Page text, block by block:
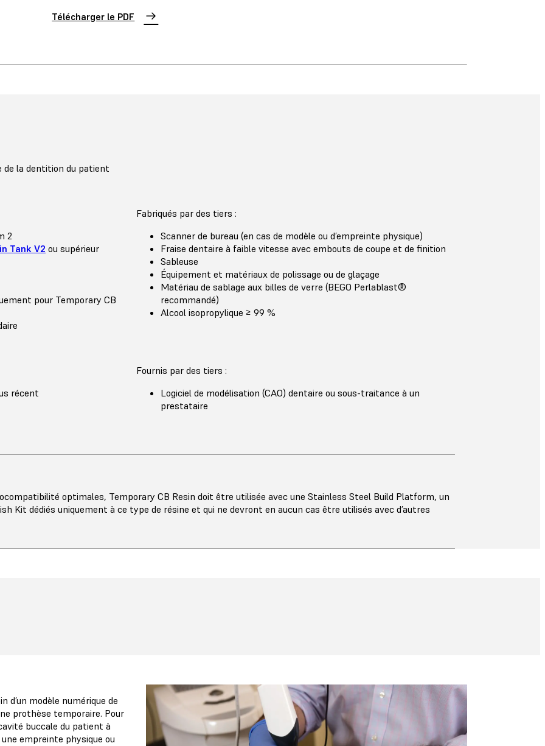
Télécharger le PDF
de la dentition du patient
2
Tank V2 ou supérieur
pour Temporary CB
Fabriqués par des tiers :
Scanner de bureau (en cas de modèle ou d’empreinte physique)
Fraise dentaire à faible vitesse avec embouts de coupe et de finition
Sableuse
Équipement et matériaux de polissage ou de glaçage
Matériau de sablage aux billes de verre (BEGO Perlablast®
recommandé)
Alcool isopropylique ≥ 99 %
récent
Fournis par des tiers :
Logiciel de modélisation (CAO) dentaire ou sous-traitance à un
prestataire
optimales, Temporary CB Resin doit être utilisée avec une Stainless Steel Build Platform, un
Kit dédiés uniquement à ce type de résine et qui ne devront en aucun cas être utilisés avec d’autres
d’un modèle numérique de
prothèse temporaire. Pour
buccale du patient à
empreinte physique ou